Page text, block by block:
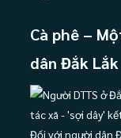
Cà phê –
dân Đắk Lắk
Đối với người dân